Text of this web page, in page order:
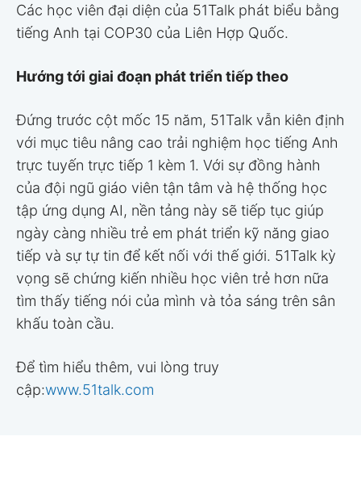
Các học viên đại diện của 51Talk phát biểu bằng
tiếng Anh tại COP30 của Liên Hợp Quốc.
Hướng tới giai đoạn phát triển tiếp theo
Đứng trước cột mốc 15 năm, 51Talk vẫn kiên định
với mục tiêu nâng cao trải nghiệm học tiếng Anh
trực tuyến trực tiếp 1 kèm 1. Với sự đồng hành
của đội ngũ giáo viên tận tâm và hệ thống học
tập ứng dụng AI, nền tảng này sẽ tiếp tục giúp
ngày càng nhiều trẻ em phát triển kỹ năng giao
tiếp và sự tự tin để kết nối với thế giới. 51Talk kỳ
vọng sẽ chứng kiến nhiều học viên trẻ hơn nữa
tìm thấy tiếng nói của mình và tỏa sáng trên sân
khấu toàn cầu.
Để tìm hiểu thêm, vui lòng truy
cập:www.51talk.com